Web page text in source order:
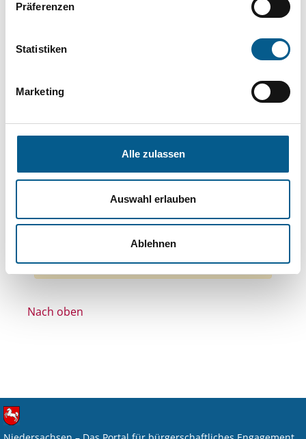
Präferenzen
Statistiken
Marketing
Alle zulassen
Auswahl erlauben
Ablehnen
Kategorien verfeinert werden.
Suchen
Aktive Filter:
Themen: Wohltätige Zwecke
Themen: Denkmalschutz
Themen: Kirchliche Zwecke
Themen: Bildung und Erziehung
Themen: Integration
Alle Filter entfernen
Nach oben